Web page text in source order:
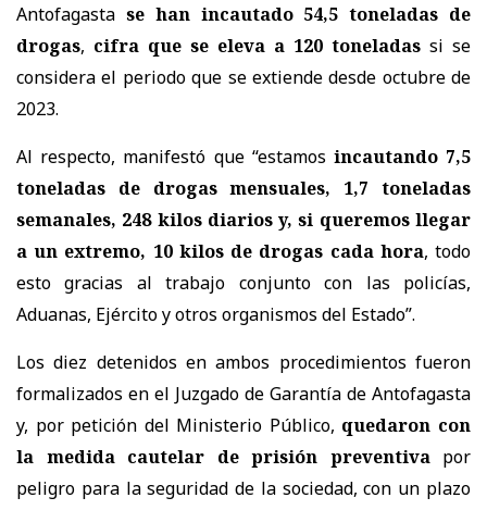
Antofagasta se han incautado 54,5 toneladas de
drogas, cifra que se eleva a 120 toneladas si se
considera el periodo que se extiende desde octubre de
2023.
Al respecto, manifestó que “estamos incautando 7,5
toneladas de drogas mensuales, 1,7 toneladas
semanales, 248 kilos diarios y, si queremos llegar
a un extremo, 10 kilos de drogas cada hora, todo
esto gracias al trabajo conjunto con las policías,
Aduanas, Ejército y otros organismos del Estado”.
Los diez detenidos en ambos procedimientos fueron
formalizados en el Juzgado de Garantía de Antofagasta
y, por petición del Ministerio Público, quedaron con
la medida cautelar de prisión preventivapor
peligro para la seguridad de la sociedad, con un plazo